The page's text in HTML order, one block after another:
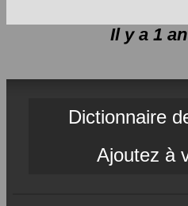
Il y a 1
Dictionnaire
Ajoutez à